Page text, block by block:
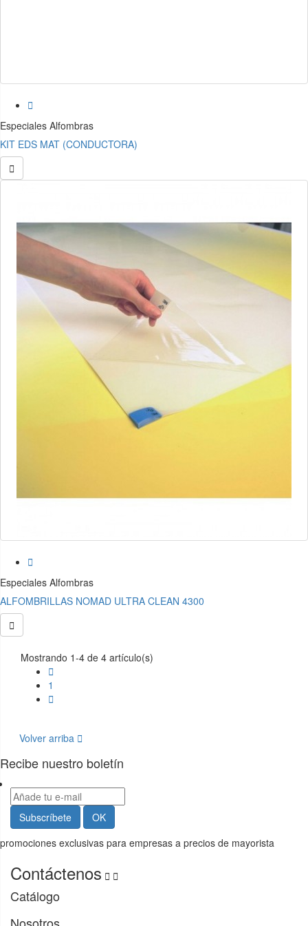

Especiales Alfombras
KIT EDS MAT (CONDUCTORA)


Especiales Alfombras
ALFOMBRILLAS NOMAD ULTRA CLEAN 4300

Mostrando 1-4 de 4 artículo(s)

1

Volver arriba 
Recibe nuestro boletín
promociones exclusivas para empresas a precios de mayorista
Contáctenos  
Catálogo